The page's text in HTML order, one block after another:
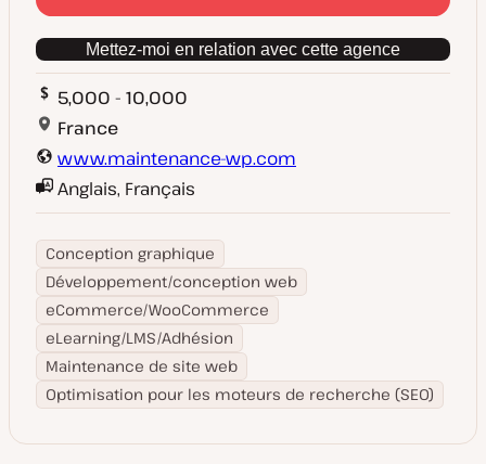
Mettez-moi en relation avec cette agence
5,000 - 10,000
France
www.maintenance-wp.com
Anglais, Français
Conception graphique
Développement/conception web
eCommerce/WooCommerce
eLearning/LMS/Adhésion
Maintenance de site web
Optimisation pour les moteurs de recherche (SEO)